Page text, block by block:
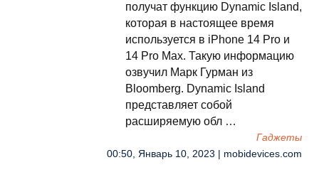
получат функцию Dynamic Island,
которая в настоящее время
используется в iPhone 14 Pro и
14 Pro Max. Такую информацию
озвучил Марк Гурман из
Bloomberg. Dynamic Island
представляет собой
расширяемую обл …
Гаджеты
00:50, Январь 10, 2023 | mobidevices.com